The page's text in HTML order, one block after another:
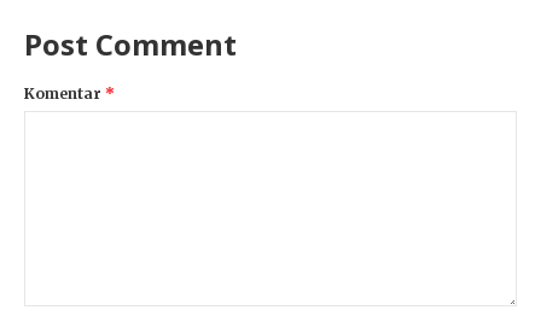
Post Comment
Komentar *